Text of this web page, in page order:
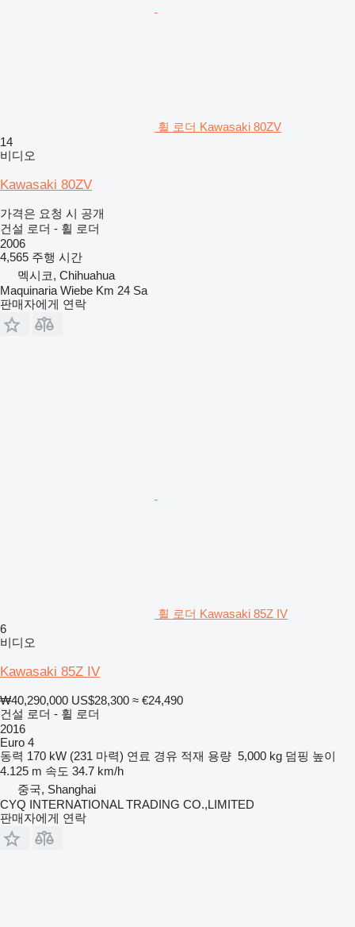
휠 로더 Kawasaki 80ZV
14
비디오
Kawasaki 80ZV
가격은 요청 시 공개
건설 로더 - 휠 로더
2006
4,565 주행 시간
멕시코, Chihuahua
Maquinaria Wiebe Km 24 Sa
판매자에게 연락
휠 로더 Kawasaki 85Z IV
6
비디오
Kawasaki 85Z IV
₩40,290,000 US$28,300 ≈ €24,490
건설 로더 - 휠 로더
2016
Euro 4
동력 170 kW (231 마력) 연료 경유 적재 용량 5,000 kg 덤핑 높이
4.125 m 속도 34.7 km/h
중국, Shanghai
CYQ INTERNATIONAL TRADING CO.,LIMITED
판매자에게 연락